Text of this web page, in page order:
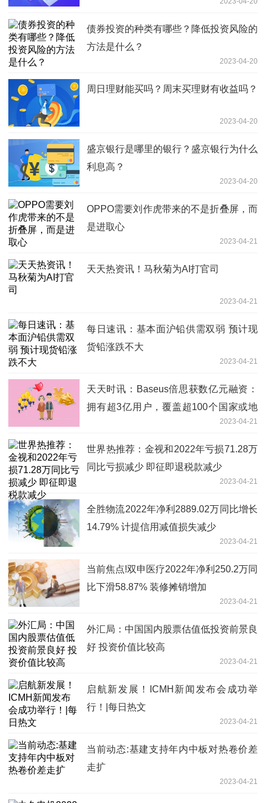
债券投资的种类有哪些？降低投资风险的
方法是什么？
2023-04-20
周日理财能买吗？周末买理财有收益吗？
2023-04-20
盛京银行是哪里的银行？盛京银行为什么
利息高？
2023-04-20
OPPO需要刘作虎带来的不是折叠屏，而
是进取心
2023-04-21
天天热资讯！马秋菊为AI打官司
2023-04-21
每日速讯：基本面沪铅供需双弱 预计现
货铅涨跌不大
2023-04-21
天天时讯：Baseus倍思获数亿元融资：
拥有超3亿用户，覆盖超100个国家或地
2023-04-21
世界热推荐：金视和2022年亏损71.28万
同比亏损减少 即征即退税款减少
2023-04-21
全胜物流2022年净利2889.02万同比增长
14.79% 计提信用减值损失减少
2023-04-21
当前焦点!双申医疗2022年净利250.2万同
比下滑58.87% 装修摊销增加
2023-04-21
外汇局：中国国内股票估值低投资前景良
好 投资价值比较高
2023-04-21
启航新发展！ICMH新闻发布会成功举
行！|每日热文
2023-04-21
当前动态:基建支持年内中板对热卷价差
走扩
2023-04-21